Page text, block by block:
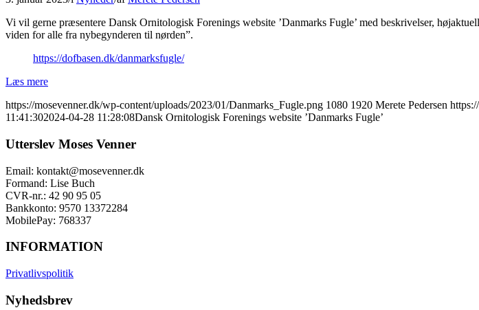
Vi vil gerne præsentere Dansk Ornitologisk Forenings website ’Danmarks Fugle’ med beskrivelser,
viden for alle fra nybegynderen til nørden”.
https://dofbasen.dk/danmarksfugle/
Læs mere
https://mosevenner.dk/wp-content/uploads/2023/01/Danmarks_Fugle.png 1080 1920 Merete Pedersen
11:41:302024-04-28 11:28:08Dansk Ornitologisk Forenings website ’Danmarks Fugle’
Utterslev Moses Venner
Email: kontakt@mosevenner.dk
Formand: Lise Buch
CVR-nr.: 42 90 95 05
Bankkonto: 9570 13372284
MobilePay: 768337
INFORMATION
Privatlivspolitik
Nyhedsbrev